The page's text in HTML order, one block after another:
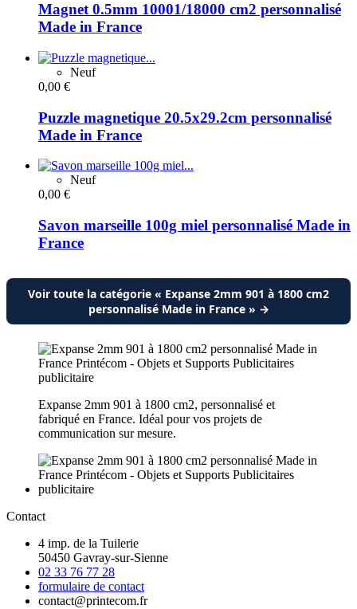
Magnet 0.5mm 10001/18000 cm2 personnalisé
Made in France
Neuf
0,00 €
Puzzle magnetique 20.5x29.2cm personnalisé
Made in France
Neuf
0,00 €
Savon marseille 100g miel personnalisé Made in
France
Voir toute la catégorie « Expanse 2mm 901 à 1800 cm2
personnalisé Made in France » →
Expanse 2mm 901 à 1800 cm2, personnalisé et
fabriqué en France. Idéal pour vos projets de
communication sur mesure.
Contact
4 imp. de la Tuilerie
50450 Gavray-sur-Sienne
02 33 76 77 28
formulaire de contact
contact@printecom.fr